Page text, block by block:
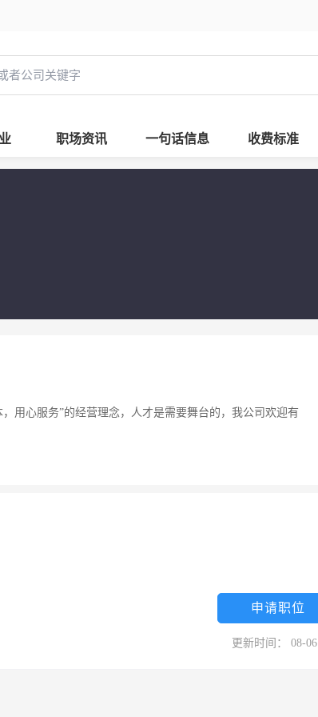
职场资讯 一句话信息 收费标准
用心服务”的经营理念，人才是需要舞台的，我公司欢迎有
申请职位
更新时间： 08-06